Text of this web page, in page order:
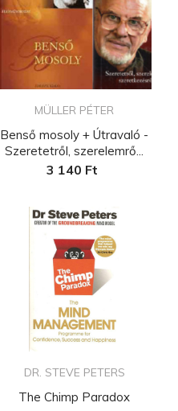
MÜLLER PÉTER
Benső mosoly + Útravaló -
Szeretetről, szerelemrő...
3 140 Ft
DR. STEVE PETERS
The Chimp Paradox